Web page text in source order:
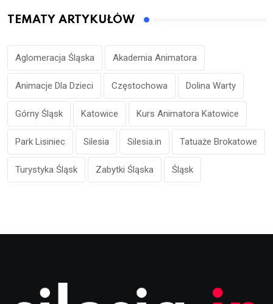
TEMATY ARTYKUŁÓW
Aglomeracja Śląska Akademia Animatora
Animacje Dla Dzieci Częstochowa Dolina Warty
Górny Śląsk Katowice Kurs Animatora Katowice
Park Lisiniec Silesia Silesia.in Tatuaże Brokatowe
Turystyka Śląsk Zabytki Śląska Śląsk